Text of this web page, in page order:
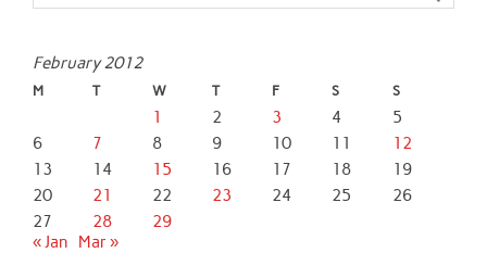
February 2012
M T W T F S S
1 2 3 4
5
6
7 8 9 10 11
12
13
14 15 16 17 18
19
20
21 22 23 24 25
26
27
28
29
« Jan
Mar »